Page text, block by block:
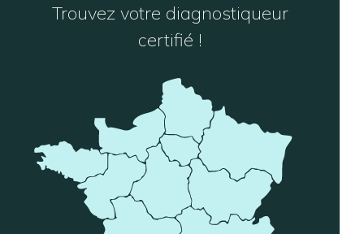
Trouvez votre diagnostiqueur
certifié !